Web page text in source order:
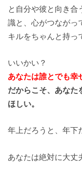
と自分や彼と向き合
識と、心がつながっ
キルをちゃんと持っ
いいかい？
あなたは誰とでも幸
だからこそ、あなた
ほしい。
年上だろうと、年下
あなたは絶対に大丈